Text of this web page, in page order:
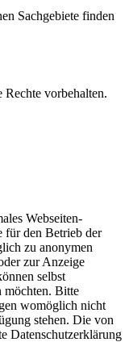
Sachgebiete finden
vorbehalten.
Webseiten-
für den Betrieb der
zu anonymen
zur Anzeige
selbst
möchten. Bitte
womöglich nicht
stehen. Die von
Datenschutzerklärung